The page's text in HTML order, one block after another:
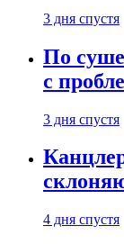
3 дня спустя
По
с
3 дня спустя
4 дня спустя